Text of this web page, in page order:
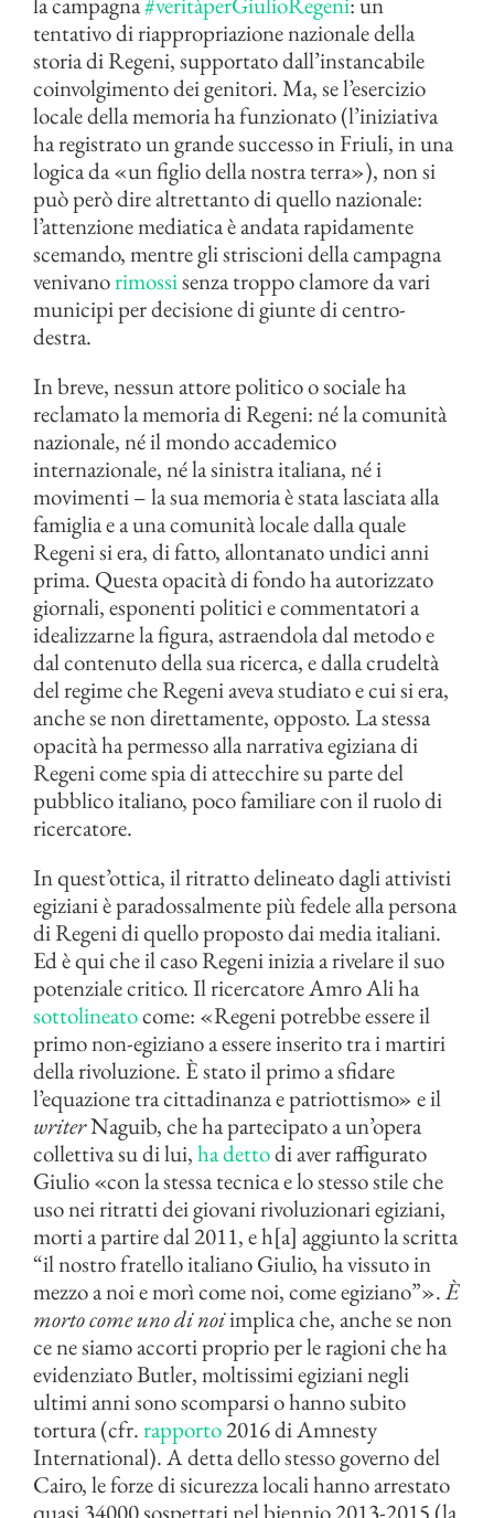
tentativo di riappropriazione nazionale della
storia di Regeni, supportato dall’instancabile
coinvolgimento dei genitori. Ma, se l’esercizio
locale della memoria ha funzionato (l’iniziativa
ha registrato un grande successo in Friuli, in una
logica da «un figlio della nostra terra»), non si
può però dire altrettanto di quello nazionale:
l’attenzione mediatica è andata rapidamente
scemando, mentre gli striscioni della campagna
venivanorimossisenza troppo clamore da vari
municipi per decisione di giunte di centro-
destra.
In breve, nessun attore politico o sociale ha
reclamato la memoria di Regeni: né la comunità
nazionale, né il mondo accademico
internazionale, né la sinistra italiana, né i
movimenti – la sua memoria è stata lasciata alla
famiglia e a una comunità locale dalla quale
Regeni si era, di fatto, allontanato undici anni
prima. Questa opacità di fondo ha autorizzato
giornali, esponenti politici e commentatori a
idealizzarne la figura, astraendola dal metodo e
dal contenuto della sua ricerca, e dalla crudeltà
del regime che Regeni aveva studiato e cui si era,
anche se non direttamente, opposto. La stessa
opacità ha permesso alla narrativa egiziana di
Regeni come spia di attecchire su parte del
pubblico italiano, poco familiare con il ruolo di
ricercatore.
In quest’ottica, il ritratto delineato dagli attivisti
egiziani è paradossalmente più fedele alla persona
di Regeni di quello proposto dai media italiani.
Ed è qui che il caso Regeni inizia a rivelare il suo
potenziale critico. Il ricercatore Amro Ali ha
sottolineatocome: «Regeni potrebbe essere il
primo non-egiziano a essere inserito tra i martiri
della rivoluzione. È stato il primo a sfidare
l’equazione tra cittadinanza e patriottismo» e il
writerNaguib, che ha partecipato a un’opera
collettiva su di lui,ha dettodi aver raffigurato
Giulio «con la stessa tecnica e lo stesso stile che
uso nei ritratti dei giovani rivoluzionari egiziani,
morti a partire dal 2011, e h[a] aggiunto la scritta
“il nostro fratello italiano Giulio, ha vissuto in
mezzo a noi e morì come noi, come egiziano”».È
morto come uno di noiimplica che, anche se non
ce ne siamo accorti proprio per le ragioni che ha
evidenziato Butler, moltissimi egiziani negli
ultimi anni sono scomparsi o hanno subito
tortura (cfr.rapporto2016 di Amnesty
International). A detta dello stesso governo del
Cairo, le forze di sicurezza locali hanno arrestato
quasi 34000 sospettati nel biennio 2013-2015 (la